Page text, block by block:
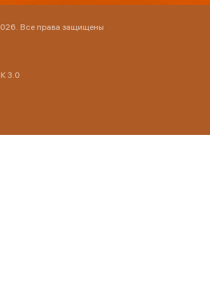
Все права защищены
3.0